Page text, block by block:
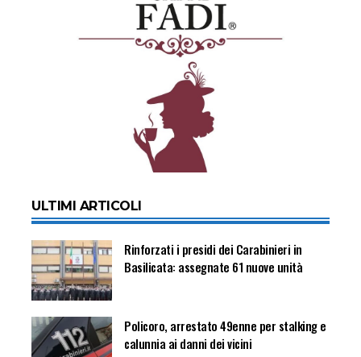
ULTIMI ARTICOLI
Rinforzati i presidi dei Carabinieri in
Basilicata: assegnate 61 nuove unità
Policoro, arrestato 49enne per stalking e
calunnia ai danni dei vicini